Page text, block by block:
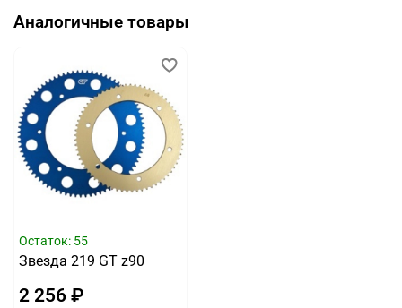
Аналогичные товары
Остаток: 55
Звезда 219 GT z90
2 256 ₽